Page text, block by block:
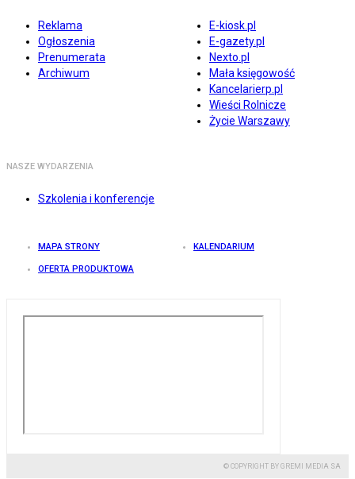
Reklama
Ogłoszenia
Prenumerata
Archiwum
E-kiosk.pl
E-gazety.pl
Nexto.pl
Mała księgowość
Kancelarierp.pl
Wieści Rolnicze
Życie Warszawy
NASZE WYDARZENIA
Szkolenia i konferencje
MAPA STRONY KALENDARIUM
OFERTA PRODUKTOWA
© COPYRIGHT BY GREMI MEDIA SA